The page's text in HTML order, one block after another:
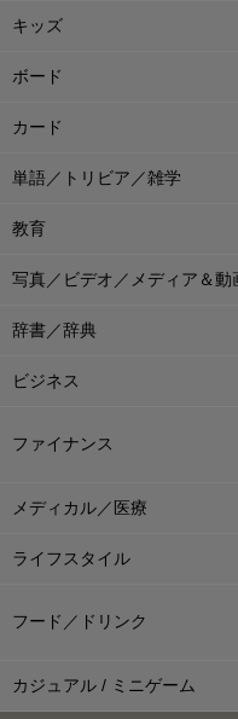
キッズ
ボード
カード
単語／トリビア／雑学
教育
写真／ビデオ／メディア＆動
辞書／辞典
ビジネス
ファイナンス
メディカル／医療
ライフスタイル
フード／ドリンク
カジュアル / ミニゲーム